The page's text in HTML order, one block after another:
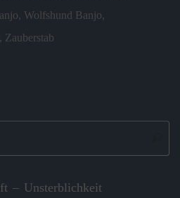
, Wolfshund Banjo,
, Zauberstab